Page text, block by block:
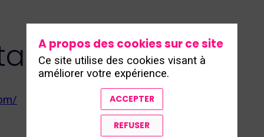
A propos des cookies sur ce site
Ce site utilise des cookies visant à
améliorer votre expérience.
ACCEPTER
REFUSER